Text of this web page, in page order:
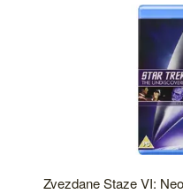
Zvezdane Staze VI: